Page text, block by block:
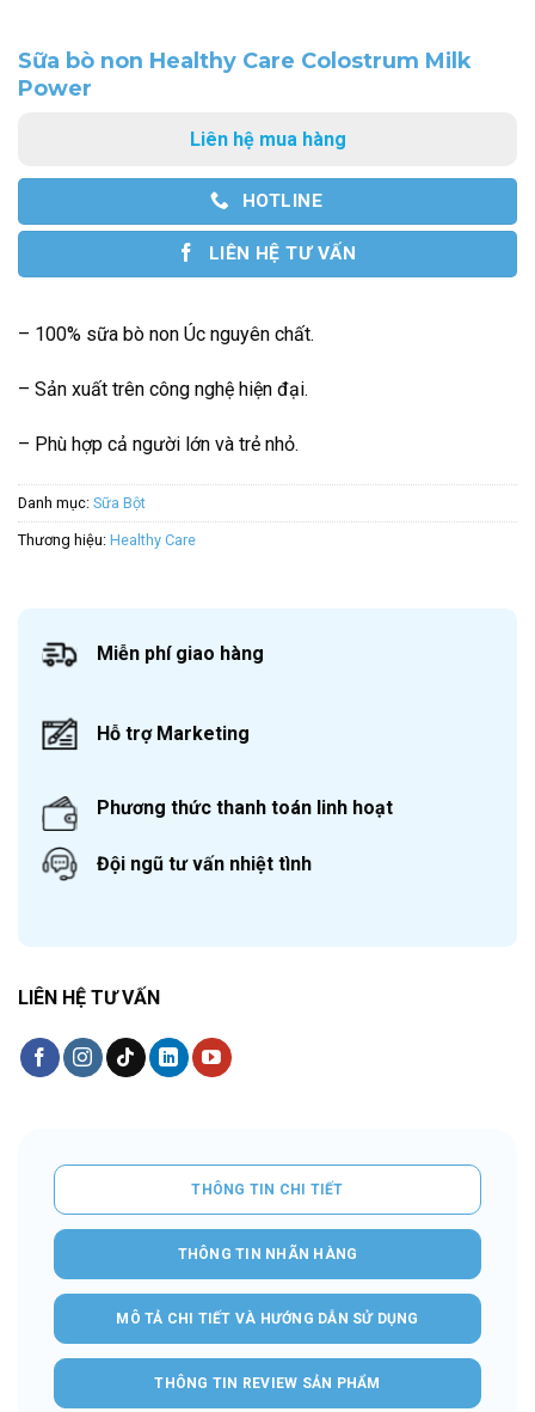
Sữa bò non Healthy Care Colostrum Milk
Power
Liên hệ mua hàng
HOTLINE
LIÊN HỆ TƯ VẤN
– 100% sữa bò non Úc nguyên chất.
– Sản xuất trên công nghệ hiện đại.
– Phù hợp cả người lớn và trẻ nhỏ.
Danh mục: Sữa Bột
Thương hiệu: Healthy Care
Miễn phí giao hàng
Hỗ trợ Marketing
Phương thức thanh toán linh hoạt
Đội ngũ tư vấn nhiệt tình
LIÊN HỆ TƯ VẤN
THÔNG TIN CHI TIẾT
THÔNG TIN NHÃN HÀNG
MÔ TẢ CHI TIẾT VÀ HƯỚNG DẪN SỬ DỤNG
THÔNG TIN REVIEW SẢN PHẨM